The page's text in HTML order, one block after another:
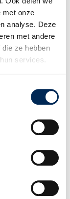
met onze
analyse. Deze
met andere
ze hebben
services.
in die